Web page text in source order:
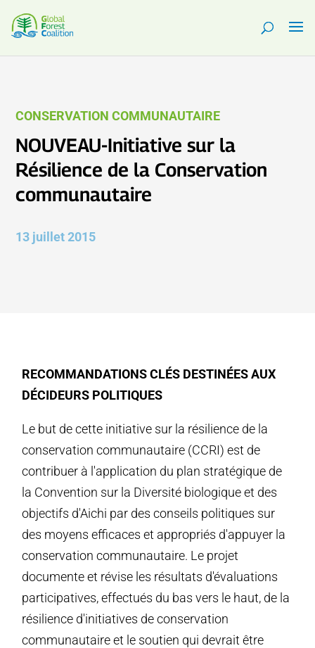
CONSERVATION COMMUNAUTAIRE
NOUVEAU-Initiative sur la
Résilience de la Conservation
communautaire
13 juillet 2015
RECOMMANDATIONS CLÉS DESTINÉES AUX
DÉCIDEURS POLITIQUES
Le but de cette initiative sur la résilience de la
conservation communautaire (CCRI) est de
contribuer à l'application du plan stratégique de
la Convention sur la Diversité biologique et des
objectifs d'Aichi par des conseils politiques sur
des moyens efficaces et appropriés d'appuyer la
conservation communautaire. Le projet
documente et révise les résultats d'évaluations
participatives, effectués du bas vers le haut, de la
résilience d'initiatives de conservation
communautaire et le soutien qui devrait être